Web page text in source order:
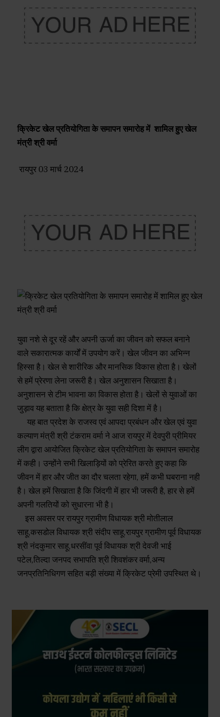
क्रिकेट खेल प्रतियोगिता के समापन समारोह में शामिल हुए खेल
मंत्री श्री वर्मा
रायपुर 03 मार्च 2024
युवा नशे से दूर रहें और अपनी ऊर्जा का जीवन को सफल बनाने
वाले सकारात्मक कार्यों में उपयोग करें। खेल जीवन का अभिन्न
हिस्सा है। खेल से शारीरिक और मानसिक विकास होता है। खेलों
से हमें प्रेरणा लेना जरूरी है। खेल अनुशासन सिखाता है।
अनुशासन से टीम भावना का विकास होता है। खेलों से युवाओं का
जुड़ाव यह बताता है कि क्षेत्र के युवा सही दिशा में है।
यह बात प्रदेश के राजस्व एवं आपदा प्रबंधन और खेल एवं युवा
कल्याण मंत्री श्री टंकराम वर्मा ने आज रायपुर में देवपुरी प्रीमियर
लीग द्वारा आयोजित क्रिकेट खेल प्रतियोगिता के समापन समारोह
में कही। उन्होंने सभी खिलाड़ियों को प्रेरित करते हुए कहा कि
जीवन में हार और जीत का दौर चलता रहेगा, हमें कभी घबराना नही
है। खेल हमें सिखाता है कि जिंदगी में हार भी जरूरी है, हार से हमें
अपनी गलतियों को सुधारना भी है।
इस अवसर पर रायपुर ग्रामीण विधायक श्री मोतीलाल
साहू,कसडोल विधायक श्री संदीप साहू,रायपुर ग्रामीण पूर्व विधायक
श्री नंदकुमार साहू,धरसींवा पूर्व विधायक श्री देवजी भाई
पटेल,तिल्दा जनपद सभापति श्री शिवशंकर वर्मा,अन्य
जनप्रतिनिधिगण सहित बड़ी संख्या में क्रिकेट प्रेमी उपस्थित थे।